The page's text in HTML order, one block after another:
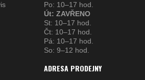
Po: 10–17 hod.
Út: ZAVŘENO
St: 10–17 hod.
Čt: 10–17 hod.
Pá: 10–17 hod.
So: 9–12 hod.
ADRESA PRODEJNY